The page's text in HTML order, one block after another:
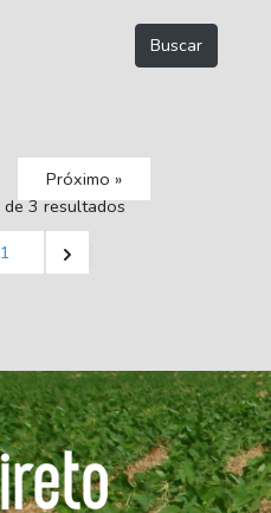
Próximo »
de3resultados
1